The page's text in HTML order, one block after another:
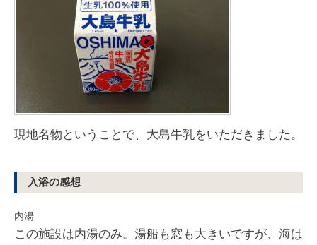
現地名物ということで、大島牛乳をいただきました。
入浴の感想
内湯
この施設は内湯のみ。湯船も窓も大きいですが、海は